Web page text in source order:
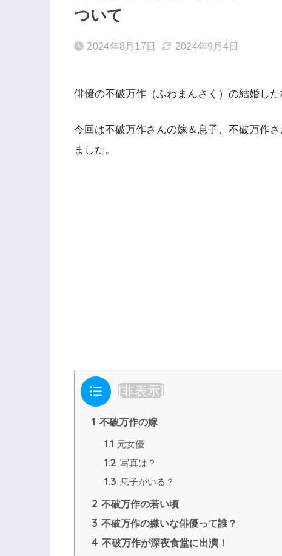
ついて
2024年8月17日 2024年9月4日
俳優の不破万作（ふわまんさく）の結婚し
今回は不破万作さんの嫁＆息子、不破万作
ました。
目次 [非表示]
1 不破万作の嫁
1.1 元女優
1.2 写真は？
1.3 息子がいる？
2 不破万作の若い頃
3 不破万作の嫌いな俳優って誰？
4 不破万作が深夜食堂に出演！